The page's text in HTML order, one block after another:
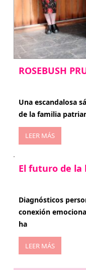
ROSEBUSH
Una escandalosa
de la familia
LEER MÁS
El futuro de la
Diagnósticos
conexión
ha
LEER MÁS